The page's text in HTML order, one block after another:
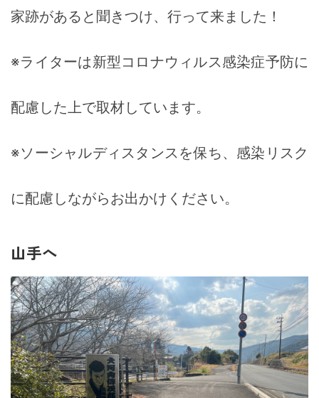
家跡があると聞きつけ、行って来ました！
※ライターは新型コロナウィルス感染症予防に
配慮した上で取材しています。
※ソーシャルディスタンスを保ち、感染リスク
に配慮しながらお出かけください。
山手へ